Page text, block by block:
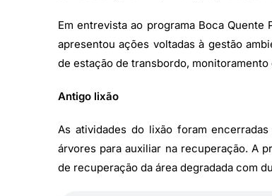
Em entrevista ao programa Boca
apresentou ações voltadas à gestão
de estação de transbordo,
Antigo lixão
As atividades do lixão foram
árvores para auxiliar na recuperação. A
de recuperação da área degradada com